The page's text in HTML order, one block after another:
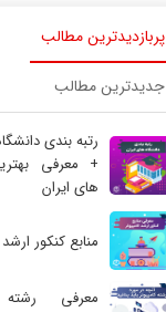
پربازدیدترین مطالب
جدیدترین مطالب
رتبه بندی
+ معرفی
های ایران
منابع کنکور ارشد
معرفی